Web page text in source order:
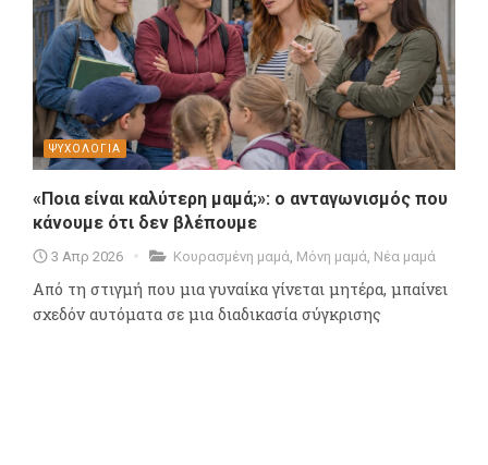
ΨΥΧΟΛΟΓΙΑ
«Ποια είναι καλύτερη μαμά;»: ο ανταγωνισμός που
κάνουμε ότι δεν βλέπουμε
3 Απρ 2026 Κουρασμένη μαμά Μόνη μαμά Νέα μαμά
Από τη στιγμή που μια γυναίκα γίνεται μητέρα, μπαίνει
σχεδόν αυτόματα σε μια διαδικασία σύγκρισης